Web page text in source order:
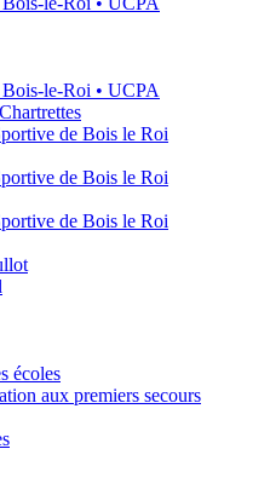
le-Roi • UCPA
de Bois le Roi
de Bois le Roi
de Bois le Roi
écoles
aux premiers secours